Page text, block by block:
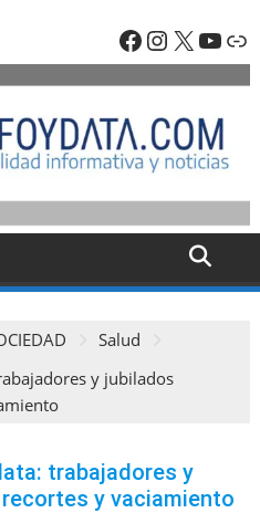
Facebook
X
Salud
y jubilados
trabajadores y
y vaciamiento